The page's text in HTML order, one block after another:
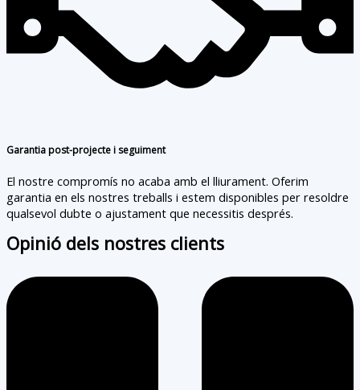
Garantia post-projecte i seguiment
El nostre compromís no acaba amb el lliurament. Oferim
garantia en els nostres treballs i estem disponibles per resoldre
qualsevol dubte o ajustament que necessitis després.
Opinió dels nostres clients